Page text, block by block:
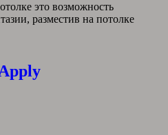
это возможность
разместив на потолке